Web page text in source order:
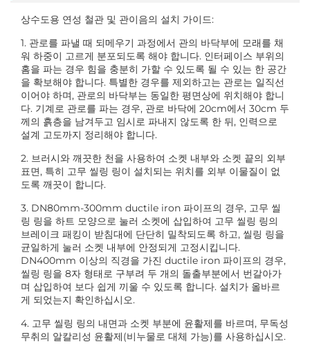
상수도용 연성 철관 및 관이음의 설치 가이드:
1. 관로를 파낼 때 되메우기 과정에서 관의 바닥부에 모래를 채
워 하중이 고르게 분포되도록 해야 합니다. 인터페이스 부위의
홈을 파는 경우 힘을 충분히 가할 수 있도록 될 수 있는 한 공간
을 확보해야 합니다. 특별한 경우를 제외하고는 관로는 일직선
이어야 하며, 관로의 바닥부는 동일한 평면상에 위치해야 합니
다. 기계로 관로를 파는 경우, 관로 바닥에 20cm에서 30cm 두
께의 흙층을 남겨두고 임시로 파내지 않도록 한 뒤, 인력으로
설계 고도까지 정리해야 합니다.
2. 브러시와 깨끗한 천을 사용하여 소켓 내부와 소켓 끝의 외부
표면, 특히 고무 씰링 링이 설치되는 위치를 외부 이물질이 없
도록 깨끗이 합니다.
3. DN80mm-300mm ductile iron 파이프의 경우, 고무 씰
링 링을 하트 모양으로 눌러 소켓에 삽입하여 고무 씰링 링의
브레이크 패킹이 받침대에 단단히 밀착되도록 하고, 씰링 링을
균일하게 눌러 소켓 내부에 안정되게 고정시킵니다.
DN400mm 이상의 직경을 가진 ductile iron 파이프의 경우,
씰링 링을 8자 형태로 구부려 두 개의 돌출부분에서 번갈아가
며 삽입하여 보다 쉽게 끼울 수 있도록 합니다. 설치가 올바르
게 되었는지 확인하십시오.
4. 고무 씰링 링의 내면과 소켓 부분에 윤활제를 바르며, 무독성
무취의 알칼리성 윤활제(비누물로 대체 가능)를 사용하십시오.